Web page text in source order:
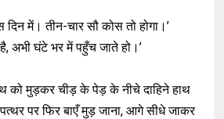
में। तीन-चार सौ कोस तो होगा।’
है, अभी घंटे भर में पहुँच जाते हो।’
को मुड़कर चीड़ के पेड़ के नीचे दाहिने हाथ
पर फिर बाएँ मुड़ जाना, आगे सीधे जाकर